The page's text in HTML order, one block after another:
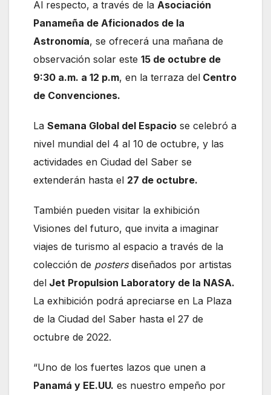
Al respecto, a través de la Asociación
Panameña de Aficionados de la
Astronomía, se ofrecerá una mañana de
observación solar este 15 de octubre de
9:30 a.m. a 12 p.m, en la terraza del Centro
de Convenciones.
La Semana Global del Espacio se celebró a
nivel mundial del 4 al 10 de octubre, y las
actividades en Ciudad del Saber se
extenderán hasta el 27 de octubre.
También pueden visitar la exhibición
Visiones del futuro, que invita a imaginar
viajes de turismo al espacio a través de la
colección de posters diseñados por artistas
del Jet Propulsion Laboratory de la NASA.
La exhibición podrá apreciarse en La Plaza
de la Ciudad del Saber hasta el 27 de
octubre de 2022.
“Uno de los fuertes lazos que unen a
Panamá y EE.UU. es nuestro empeño por